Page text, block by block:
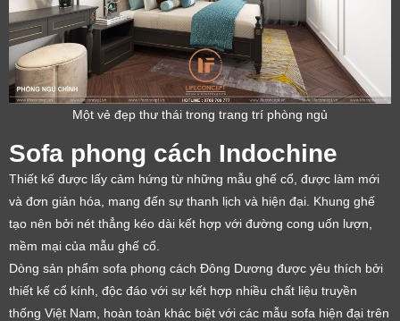
Một vẻ đẹp thư thái trong trang trí phòng ngủ
Sofa phong cách Indochine
Thiết kế được lấy cảm hứng từ những mẫu ghế cổ, được làm mới
và đơn giản hóa, mang đến sự thanh lịch và hiện đại. Khung ghế
tạo nên bởi nét thẳng kéo dài kết hợp với đường cong uốn lượn,
mềm mại của mẫu ghế cổ.
Dòng sản phẩm sofa phong cách Đông Dương được yêu thích bởi
thiết kế cổ kính, độc đáo với sự kết hợp nhiều chất liệu truyền
thống Việt Nam, hoàn toàn khác biệt với các mẫu sofa hiện đại trên